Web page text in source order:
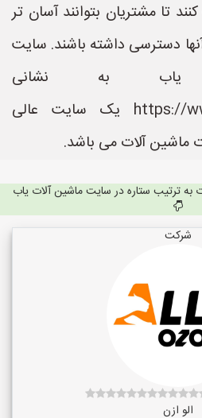
تا مشتریان بتوانند آسان تر
دسترسی داشته باشند. سایت
یاب به نشانی
https://www.MashinalatYab.ir یک سایت عالی
ماشین آلات می باشد.
به ترتیب ستاره در سایت ماشین آلات یاب
شرکت
الو ازن